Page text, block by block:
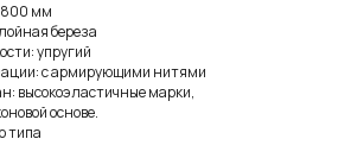
мм
береза
упругий
с армирующими нитями
высокоэластичные марки,
основе.
типа